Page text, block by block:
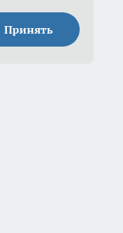
Принять